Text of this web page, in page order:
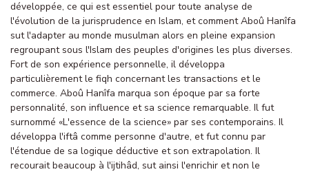
développée, ce qui est essentiel pour toute analyse de
l'évolution de la jurisprudence en Islam, et comment Aboû Hanîfa
sut l'adapter au monde musulman alors en pleine expansion
regroupant sous l'Islam des peuples d'origines les plus diverses.
Fort de son expérience personnelle, il développa
particulièrement le fiqh concernant les transactions et le
commerce. Aboû Hanîfa marqua son époque par sa forte
personnalité, son influence et sa science remarquable. Il fut
surnommé «L'essence de la science» par ses contemporains. Il
développa l'iftâ comme personne d'autre, et fut connu par
l'étendue de sa logique déductive et son extrapolation. Il
recourait beaucoup à l'ijtihâd, sut ainsi l'enrichir et non le